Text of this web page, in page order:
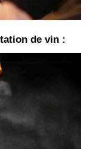
de vin :